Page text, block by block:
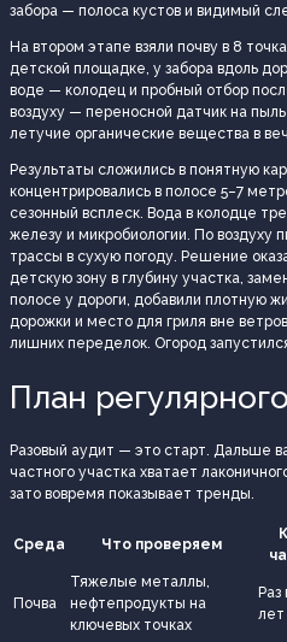
забора — полоса кустов и видимый
На втором этапе взяли почву в 8
детской площадке, у забора вдоль
воде — колодец и пробный отбор
воздуху — переносной датчик на
летучие органические вещества в
Результаты сложились в понятную
концентрировались в полосе 5–7
сезонный всплеск. Вода в колодце
железу и микробиологии. По воздуху
трассы в сухую погоду. Решение
детскую зону в глубину участка,
полосе у дороги, добавили плотную
дорожки и место для гриля вне
лишних переделок. Огород
План
Разовый аудит — это старт. Дальше
частного участка хватает
зато вовремя показывает тренды.
Среда Что проверяем
Почва
Тяжелые металлы,
нефтепродукты на
ключевых точках
Раз
лет